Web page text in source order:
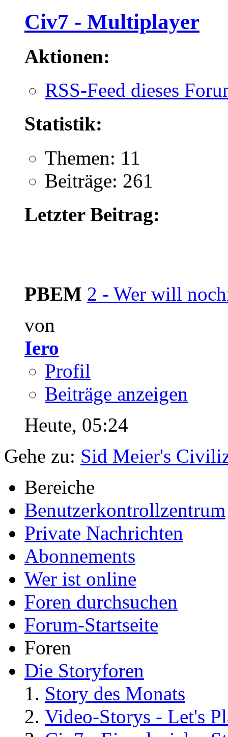
Civ7 - Multiplayer
Aktionen:
RSS-Feed dieses
Statistik:
Themen: 11
Beiträge: 261
Letzter Beitrag:
PBEM 2 - Wer will
von
Iero
Profil
Beiträge anzeigen
Heute, 05:24
Gehe zu: Sid Meier's
Bereiche
Benutzerkontrollzentrum
Private Nachrichten
Abonnements
Wer ist online
Foren durchsuchen
Forum-Startseite
Foren
Die Storyforen
Story des Monats
Video-Storys - Let's